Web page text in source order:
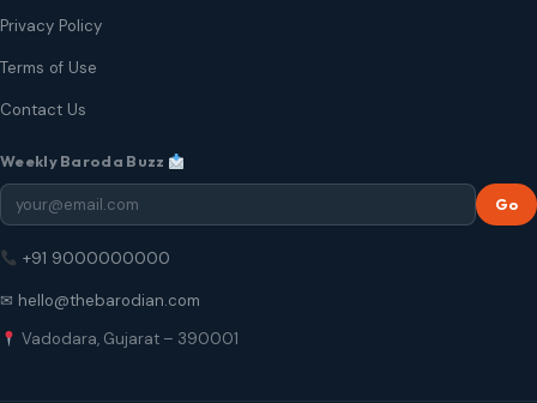
Privacy Policy
Terms of Use
Contact Us
Weekly Baroda Buzz
Go
+91 9000000000
✉ hello@thebarodian.com
Vadodara, Gujarat – 390001